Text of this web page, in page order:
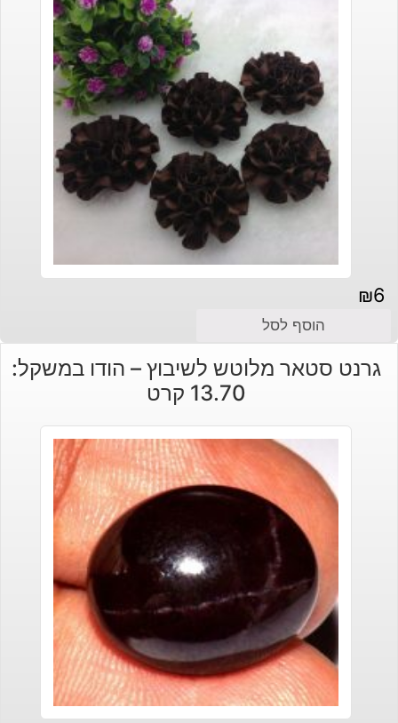
₪6
הוסף לסל
גרנט סטאר מלוטש לשיבוץ – הודו במשקל:
13.70 קרט